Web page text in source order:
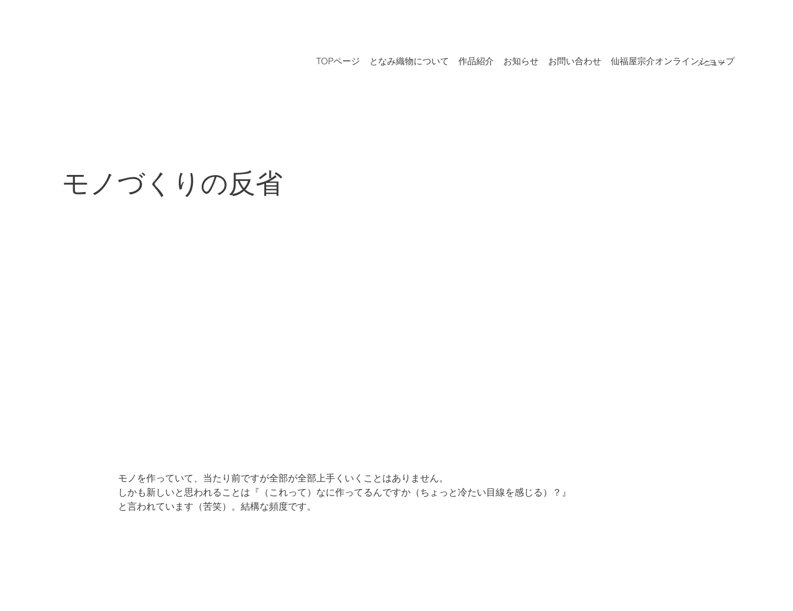
メニュー
TOPページ となみ織物について 作品紹介 お知らせ お問い合わせ 仙福屋宗介オンラインショップ
モノづくりの反省
モノを作っていて、当たり前ですが全部が全部上手くいくことはありません。
しかも新しいと思われることは『（これって）なに作ってるんですか（ちょっと冷たい目線を感じる）？』
と言われています（苦笑）。結構な頻度です。